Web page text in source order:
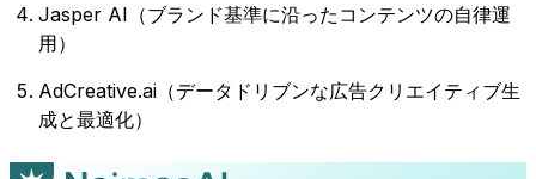
Jasper AI（ブランド基準に沿ったコンテンツの自律運
用）
AdCreative.ai（データドリブンな広告クリエイティブ生
成と最適化）